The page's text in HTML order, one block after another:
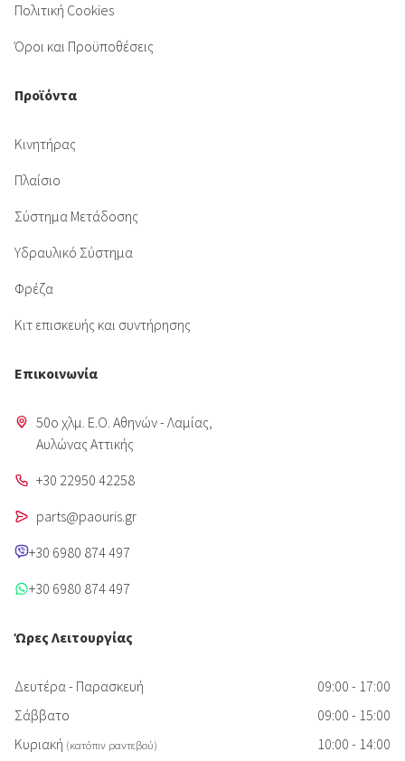
Πολιτική Cookies
Όροι και Προϋποθέσεις
Προϊόντα
Κινητήρας
Πλαίσιο
Σύστημα Μετάδοσης
Υδραυλικό Σύστημα
Φρέζα
Κιτ επισκευής και συντήρησης
Επικοινωνία
50o χλμ. Ε.Ο. Αθηνών - Λαμίας,
Aυλώνας Αττικής
+30 22950 42258
parts@paouris.gr
+30 6980 874 497
+30 6980 874 497
Ώρες Λειτουργίας
Δευτέρα - Παρασκευή
09:00 - 17:00
Σάββατο
09:00 - 15:00
Κυριακή (κατόπιν ραντεβού) 10:00 - 14:00